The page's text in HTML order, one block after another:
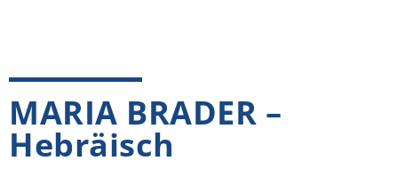
MARIA BRADER –
Hebräisch